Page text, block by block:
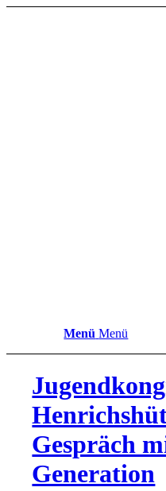
Menü Menü
Gespräch
Generation